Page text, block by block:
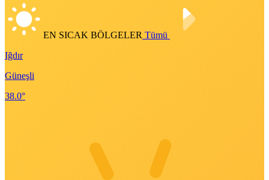
EN SICAK BÖLGELER Tümü
Iğdır
Güneşli
38.0°